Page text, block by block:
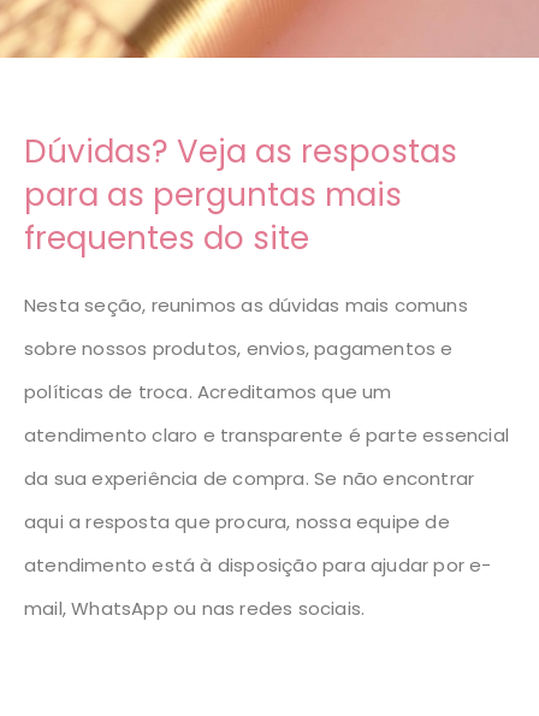
Dúvidas? Veja as respostas
para as perguntas mais
frequentes do site
Nesta seção, reunimos as dúvidas mais comuns
sobre nossos produtos, envios, pagamentos e
políticas de troca. Acreditamos que um
atendimento claro e transparente é parte essencial
da sua experiência de compra. Se não encontrar
aqui a resposta que procura, nossa equipe de
atendimento está à disposição para ajudar por e-
mail, WhatsApp ou nas redes sociais.